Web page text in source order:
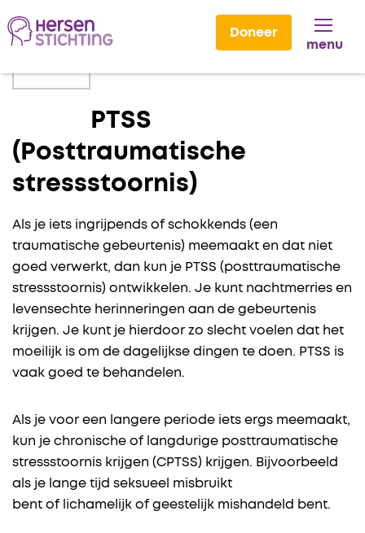
Doneer
menu
PTSS
(Posttraumatische
stressstoornis)
Als je iets ingrijpends of schokkends (een
traumatische gebeurtenis) meemaakt en dat niet
goed verwerkt, dan kun je PTSS (posttraumatische
stressstoornis) ontwikkelen. Je kunt nachtmerries en
levensechte herinneringen aan de gebeurtenis
krijgen. Je kunt je hierdoor zo slecht voelen dat het
moeilijk is om de dagelijkse dingen te doen. PTSS is
vaak goed te behandelen.
Als je voor een langere periode iets ergs meemaakt,
kun je chronische of langdurige posttraumatische
stressstoornis krijgen (CPTSS) krijgen. Bijvoorbeeld
als je lange tijd seksueel misbruikt
bent of lichamelijk of geestelijk mishandeld bent.